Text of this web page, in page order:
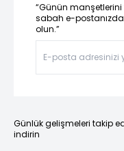
“Günün
sabah e-
olun.”
Günlük gelişmeleri takip
indirin